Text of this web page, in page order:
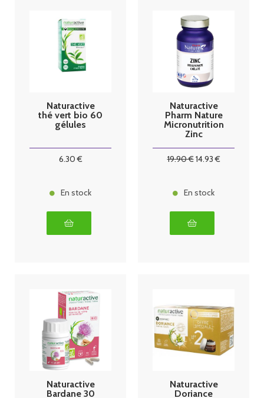
Naturactive
thé vert bio 60
gélules
6.30€
En stock
Naturactive
Pharm Nature
Micronutrition
Zinc
gélules
19.90€14.93€
En stock
Naturactive
Bardane 30
Naturactive
Doriance